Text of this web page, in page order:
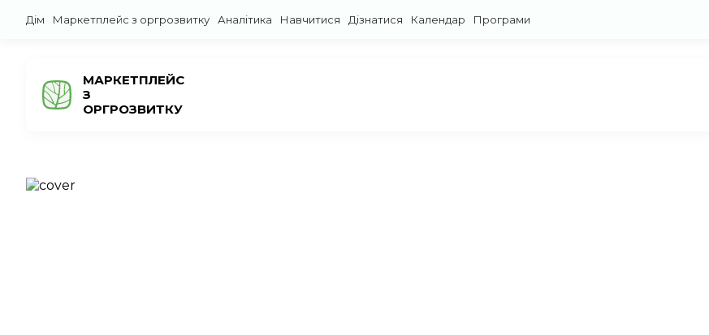
Дім Маркетплейс з оргрозвитку Аналітика Навчитися Дізнатися Календар Програми
МАРКЕТПЛЕЙС
З
ОРГРОЗВИТКУ